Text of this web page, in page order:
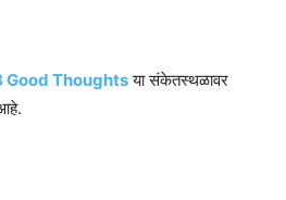
Good Thoughtsया संकेतस्थळावर